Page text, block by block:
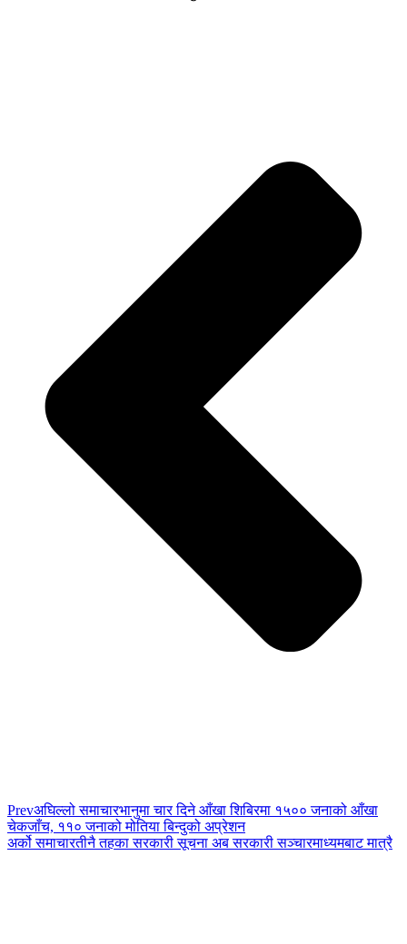
Prevअघिल्लो समाचारभानुमा चार दिने आँखा शिबिरमा १५०० जनाको आँखा
चेकजाँच, ११० जनाको मोतिया बिन्दुको अप्रेशन
अर्को समाचारतीनै तहका सरकारी सूचना अब सरकारी सञ्चारमाध्यमबाट मात्रै